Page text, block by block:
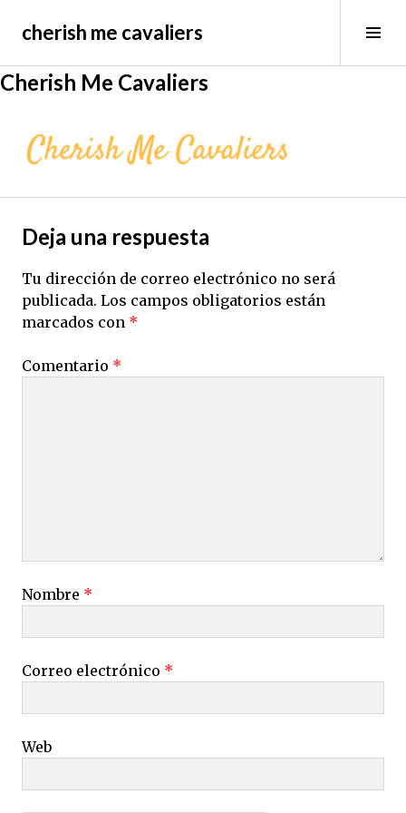
cherish me cavaliers
Cherish Me Cavaliers
Deja una respuesta
Tu dirección de correo electrónico no será
publicada. Los campos obligatorios están
marcados con *
Comentario *
Nombre *
Correo electrónico *
Web